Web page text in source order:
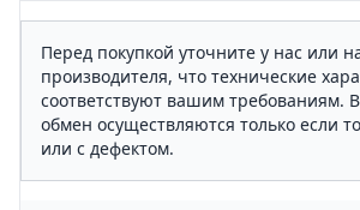
Перед покупкой уточните у нас или
производителя, что технические
соответствуют вашим требованиям.
обмен осуществляются только если
или с дефектом.